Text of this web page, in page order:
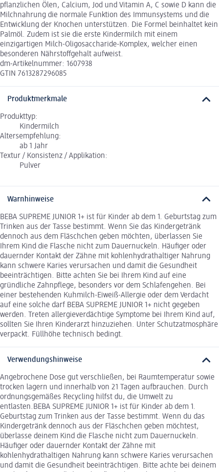
pflanzlichen Ölen, Calcium, Jod und Vitamin A, C sowie D kann die
Milchnahrung die normale Funktion des Immunsystems und die
Entwicklung der Knochen unterstützen. Die Formel beinhaltet kein
Palmöl. Zudem ist sie die erste Kindermilch mit einem
einzigartigen Milch-Oligosaccharide-Komplex, welcher einen
besonderen Nährstoffgehalt aufweist.
dm-Artikelnummer: 1607938
GTIN 7613287296085
Produktmerkmale
Produkttyp:
Kindermilch
Altersempfehlung:
ab 1 Jahr
Textur / Konsistenz / Applikation:
Pulver
Warnhinweise
BEBA SUPREME JUNIOR 1+ ist für Kinder ab dem 1. Geburtstag zum
Trinken aus der Tasse bestimmt. Wenn Sie das Kindergetränk
dennoch aus dem Fläschchen geben möchten, überlassen Sie
Ihrem Kind die Flasche nicht zum Dauernuckeln. Häufiger oder
dauernder Kontakt der Zähne mit kohlenhydrathaltiger Nahrung
kann schwere Karies verursachen und damit die Gesundheit
beeinträchtigen. Bitte achten Sie bei Ihrem Kind auf eine
gründliche Zahnpflege, besonders vor dem Schlafengehen. Bei
einer bestehenden Kuhmilch-Eiweiß-Allergie oder dem Verdacht
auf eine solche darf BEBA SUPREME JUNIOR 1+ nicht gegeben
werden. Treten allergieverdächtige Symptome bei Ihrem Kind auf,
sollten Sie Ihren Kinderarzt hinzuziehen. Unter Schutzatmosphäre
verpackt. Füllhöhe technisch bedingt.
Verwendungshinweise
Angebrochene Dose gut verschließen, bei Raumtemperatur sowie
trocken lagern und innerhalb von 21 Tagen aufbrauchen. Durch
ordnungsgemäßes Recycling hilfst du, die Umwelt zu
entlasten.BEBA SUPREME JUNIOR 1+ ist für Kinder ab dem 1.
Geburtstag zum Trinken aus der Tasse bestimmt. Wenn du das
Kindergetränk dennoch aus der Fläschchen geben möchtest,
überlasse deinem Kind die Flasche nicht zum Dauernuckeln.
Häufiger oder dauernder Kontakt der Zähne mit
kohlenhydrathaltigen Nahrung kann schwere Karies verursachen
und damit die Gesundheit beeinträchtigen. Bitte achte bei deinem